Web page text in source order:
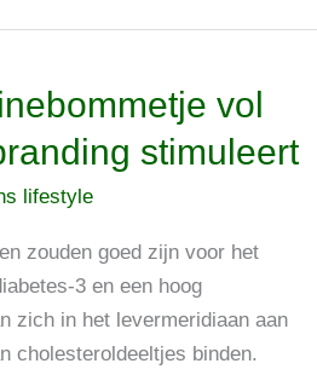
vol
stimuleert
lifestyle
zouden goed zijn voor het
3 en een hoog
zich in het levermeridiaan aan
cholesteroldeeltjes binden.